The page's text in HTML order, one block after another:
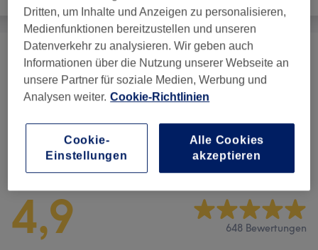
Damen - Sugaring ( 7) ab 25 €
Damen - Waxing (8)
Salonbewertungen
4,9 648 Bewertungen
Dritten, um Inhalte und Anzeigen zu personalisieren,
Medienfunktionen bereitzustellen und unseren
Datenverkehr zu analysieren. Wir geben auch
Informationen über die Nutzung unserer Webseite an
unsere Partner für soziale Medien, Werbung und
Analysen weiter. Cookie-Richtlinien
Cookie-
Einstellungen
Alle Cookies
akzeptieren